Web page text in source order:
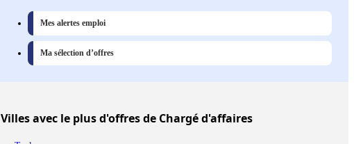
Mes alertes emploi
Ma sélection d’offres
Villesavec le plus d'offres de Chargé d'affaires